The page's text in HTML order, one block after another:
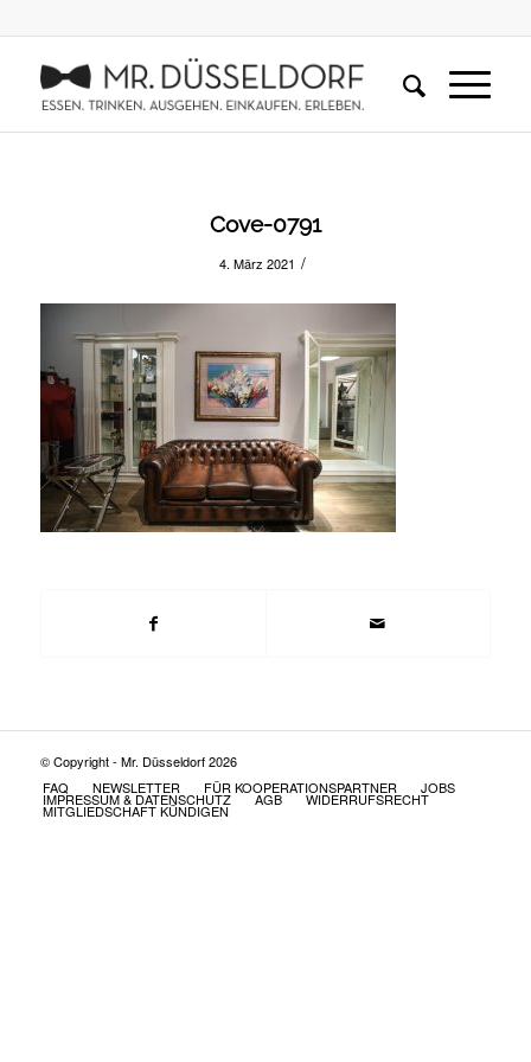
Cove-0791
4. März 2021 /
© Copyright - Mr. Düsseldorf 2026
FAQ
NEWSLETTER FÜR KOOPERATIONSPARTNER JOBS
IMPRESSUM & DATENSCHUTZ AGB WIDERRUFSRECHT
MITGLIEDSCHAFT KÜNDIGEN